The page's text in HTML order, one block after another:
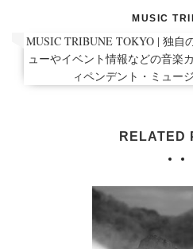
MUSIC
MUSIC TRIBUNE TOKYO | 独自
ューやイベント情報などの音楽
ィペンデント・ミュー
RELATED